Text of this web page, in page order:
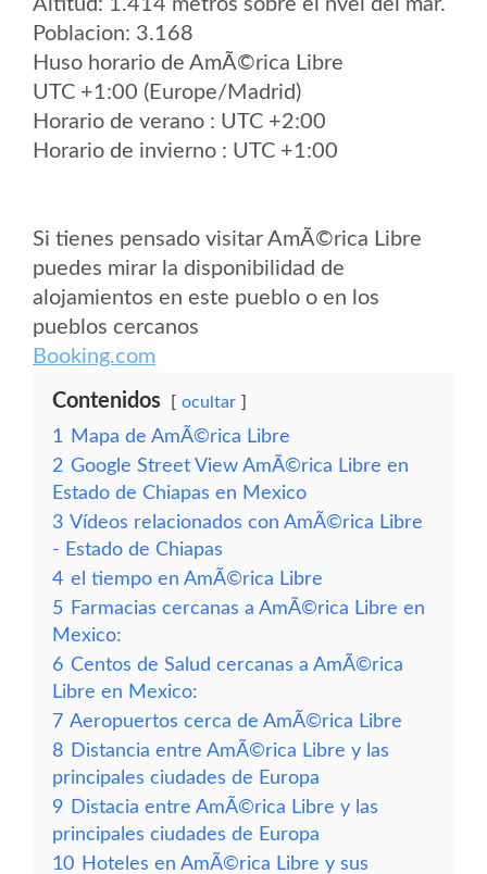
Altitud: 1.414 metros sobre el nvel del mar.
Poblacion: 3.168
Huso horario de AmÃ©rica Libre
UTC +1:00 (Europe/Madrid)
Horario de verano : UTC +2:00
Horario de invierno : UTC +1:00
Si tienes pensado visitar AmÃ©rica Libre
puedes mirar la disponibilidad de
alojamientos en este pueblo o en los
pueblos cercanos
Booking.com
Contenidos ocultar
1
Mapa de AmÃ©rica Libre
2 Google Street View AmÃ©rica Libre en
Estado de Chiapas en Mexico
3 Vídeos relacionados con AmÃ©rica Libre
- Estado de Chiapas
4 el tiempo en AmÃ©rica Libre
5 Farmacias cercanas a AmÃ©rica Libre en
Mexico:
6 Centos de Salud cercanas a AmÃ©rica
Libre en Mexico:
7 Aeropuertos cerca de AmÃ©rica Libre
8 Distancia entre AmÃ©rica Libre y las
principales ciudades de Europa
9 Distacia entre AmÃ©rica Libre y las
principales ciudades de Europa
10 Hoteles en AmÃ©rica Libre y sus